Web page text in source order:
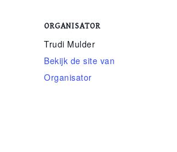
ORGANISATOR
Trudi Mulder
Bekijk de site van
Organisator